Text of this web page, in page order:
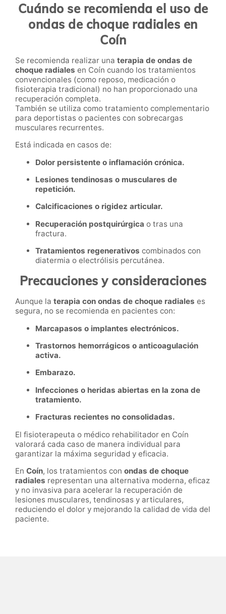
Cuándo se recomienda el uso de
ondas de choque radiales en
Coín
Se recomienda realizar una terapia de ondas de
choque radiales en Coín cuando los tratamientos
convencionales (como reposo, medicación o
fisioterapia tradicional) no han proporcionado una
recuperación completa.
También se utiliza como tratamiento complementario
para deportistas o pacientes con sobrecargas
musculares recurrentes.
Está indicada en casos de:
Dolor persistente o inflamación crónica.
Lesiones tendinosas o musculares de
repetición.
Calcificaciones o rigidez articular.
Recuperación postquirúrgica o tras una
fractura.
Tratamientos regenerativos combinados con
diatermia o electrólisis percutánea.
Precauciones y consideraciones
Aunque la terapia con ondas de choque radiales es
segura, no se recomienda en pacientes con:
Marcapasos o implantes electrónicos.
Trastornos hemorrágicos o anticoagulación
activa.
Embarazo.
Infecciones o heridas abiertas en la zona de
tratamiento.
Fracturas recientes no consolidadas.
El fisioterapeuta o médico rehabilitador en Coín
valorará cada caso de manera individual para
garantizar la máxima seguridad y eficacia.
En Coín, los tratamientos con ondas de choque
radiales representan una alternativa moderna, eficaz
y no invasiva para acelerar la recuperación de
lesiones musculares, tendinosas y articulares,
reduciendo el dolor y mejorando la calidad de vida del
paciente.